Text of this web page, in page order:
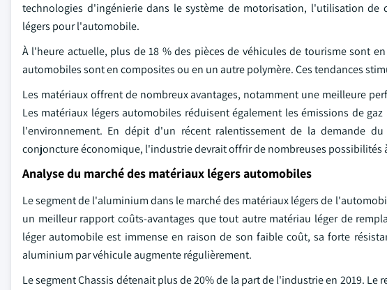
technologies d'ingénierie dans le système de motorisation, l'utilisation
légers pour l'automobile.
À l'heure actuelle, plus de 18 % des pièces de véhicules de tourisme sont
automobiles sont en composites ou en un autre polymère. Ces tendances
Les matériaux offrent de nombreux avantages, notamment une meilleure
Les matériaux légers automobiles réduisent également les émissions de
l'environnement. En dépit d'un récent ralentissement de la demande
conjoncture économique, l'industrie devrait offrir de nombreuses possibilités
Analyse du marché des matériaux légers automobiles
Le segment de l'aluminium dans le marché des matériaux légers de
un meilleur rapport coûts-avantages que tout autre matériau léger de
léger automobile est immense en raison de son faible coût, sa forte
aluminium par véhicule augmente régulièrement.
Le segment Chassis détenait plus de 20% de la part de l'industrie en 2019.